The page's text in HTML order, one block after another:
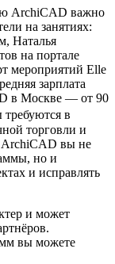
ArchiCAD важно
на занятиях:
Наталья
на портале
мероприятий Elle
зарплата
в Москве — от 90
в
торговли и
ArchiCAD вы не
но и
и исправлять
и может
вы можете